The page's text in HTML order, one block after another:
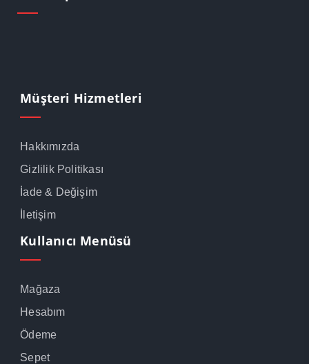
Müşteri Hizmetleri
Hakkımızda
Gizlilik Politikası
İade & Değişim
İletişim
Kullanıcı Menüsü
Mağaza
Hesabım
Ödeme
Sepet